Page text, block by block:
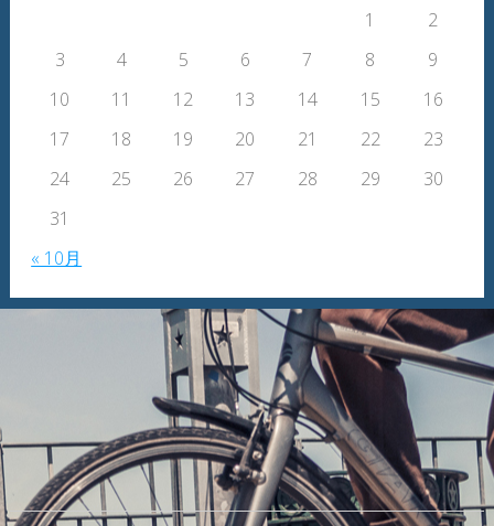
« 10月
1
2
3
4 5 6 7 8
9
10
11 12 13 14 15
16
17
18 19 20 21 22
23
24
25 26 27 28 29
30
31